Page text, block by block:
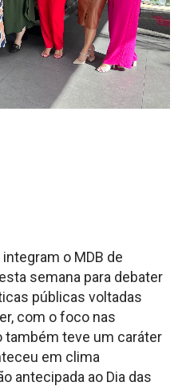
o MDB de
semana para debater
públicas voltadas
com o foco nas
também teve um caráter
em clima
antecipada ao Dia das